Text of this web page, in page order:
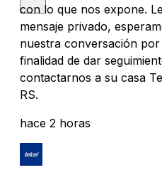
con lo que nos expone.
mensaje privado,
nuestra conversación
finalidad de dar
contactarnos a su casa
RS.
hace 2 horas